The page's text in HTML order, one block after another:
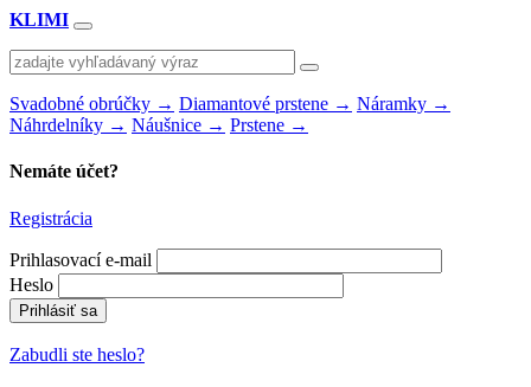
KLIMI
Svadobné obrúčky → Diamantové prstene → Náramky →
Náhrdelníky → Náušnice → Prstene →
Nemáte účet?
Registrácia
Prihlasovací e-mail
Heslo
Zabudli ste heslo?